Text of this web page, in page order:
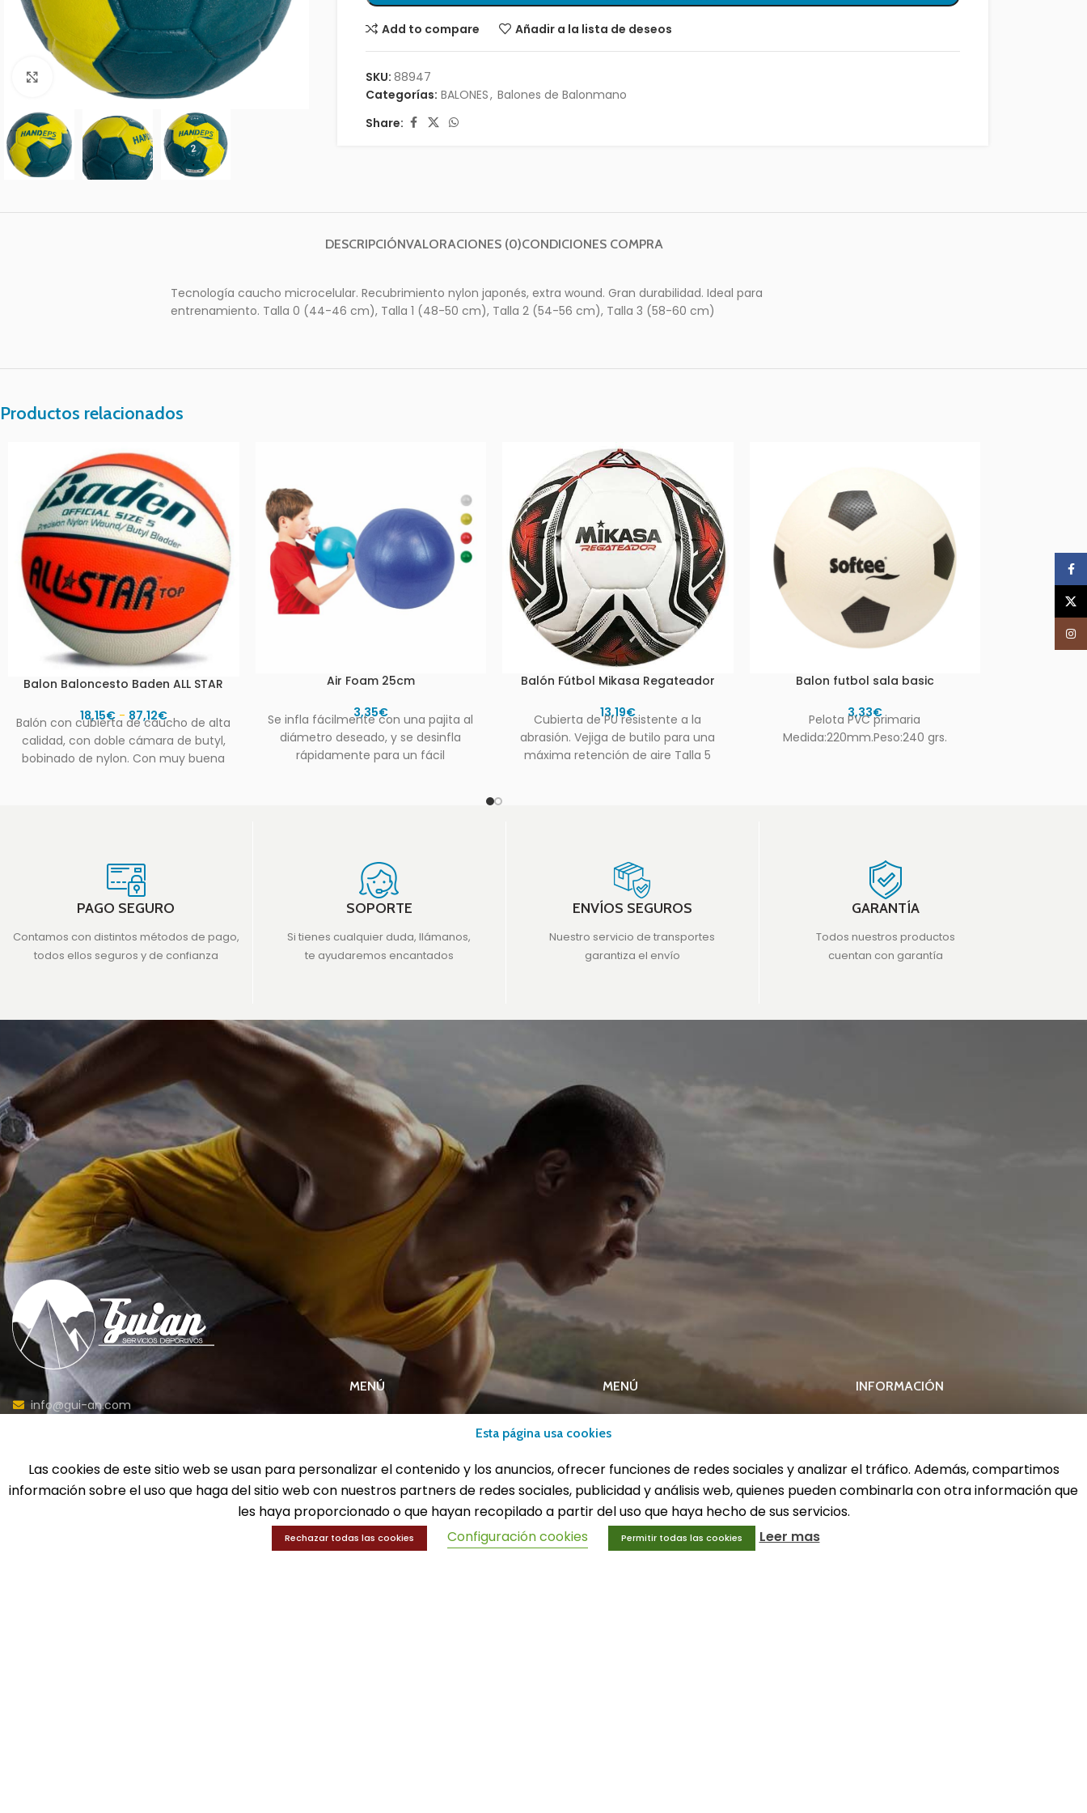
Clic para ampliar
Add to compare Añadir a la lista de deseos
SKU: 88947
Categorías: BALONES, Balones de Balonmano
Share:
DESCRIPCIÓNVALORACIONES (0)CONDICIONES COMPRA
Tecnología caucho microcelular. Recubrimiento nylon japonés, extra wound. Gran durabilidad. Ideal para
entrenamiento. Talla 0 (44-46 cm), Talla 1 (48-50 cm), Talla 2 (54-56 cm), Talla 3 (58-60 cm)
Productos relacionados
Balon Baloncesto Baden ALL STAR
18,15€ - 87,12€
Balón con cubierta de caucho de alta
calidad, con doble cámara de butyl,
bobinado de nylon. Con muy buena
Air Foam 25cm
3,35€
Se infla fácilmente con una pajita al
diámetro deseado, y se desinfla
rápidamente para un fácil
Balón Fútbol Mikasa Regateador
13,19€
Cubierta de PU resistente a la
abrasión. Vejiga de butilo para una
máxima retención de aire Talla 5
Balon futbol sala basic
3,33€
Pelota PVC primaria
Medida:220mm.Peso:240 grs.
PAGO SEGURO
Contamos con distintos métodos de pago,
todos ellos seguros y de confianza
SOPORTE
Si tienes cualquier duda, llámanos,
te ayudaremos encantados
ENVÍOS SEGUROS
Nuestro servicio de transportes
garantiza el envío
GARANTÍA
Todos nuestros productos
cuentan con garantía
info@gui-an.com
Fax: 916 537 814
MENÚ
Entrenamiento y educación física
MENÚ
Gimnasio
Ofertas
Trofeos y medallas
INFORMACIÓN
Política de cookies
Esta página usa cookies
Las cookies de este sitio web se usan para personalizar el contenido y los anuncios, ofrecer funciones de redes sociales y analizar el tráfico. Además, compartimos
información sobre el uso que haga del sitio web con nuestros partners de redes sociales, publicidad y análisis web, quienes pueden combinarla con otra información que
les haya proporcionado o que hayan recopilado a partir del uso que haya hecho de sus servicios.
Rechazar todas las cookies Configuración cookies Permitir todas las cookies Leer mas